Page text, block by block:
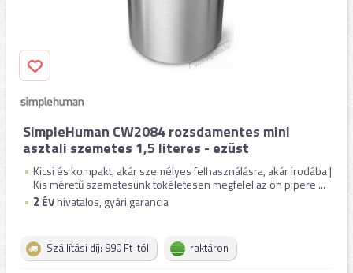
SimpleHuman CW2084 rozsdamentes mini
asztali szemetes 1,5 literes - ezüst
Kicsi és kompakt, akár személyes felhasználásra, akár irodába |
Kis méretű szemetesünk tökéletesen megfelel az ön pipere ...
2 ÉVhivatalos, gyári garancia
Szállítási díj: 990 Ft-tól raktáron